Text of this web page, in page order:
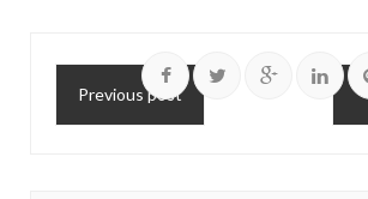
Previous post